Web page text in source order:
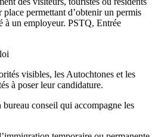
permettant d’obtenir un permis
à un employeur. PSTQ, Entrée
visibles, les Autochtones et les
à poser leur candidature.
conseil qui accompagne les